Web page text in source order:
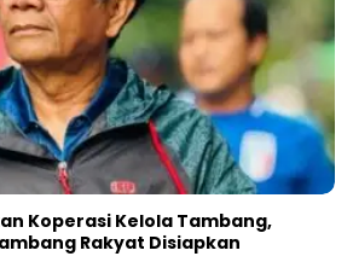
Koperasi Kelola Tambang,
Rakyat Disiapkan